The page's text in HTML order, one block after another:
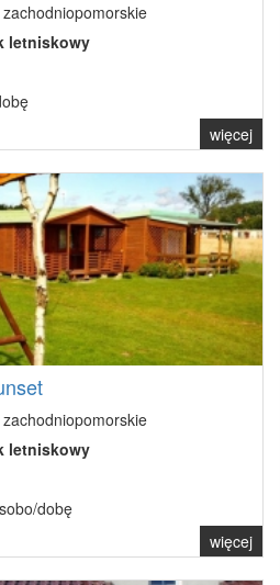
zachodniopomorskie
letniskowy
więcej
zachodniopomorskie
letniskowy
dobę
więcej